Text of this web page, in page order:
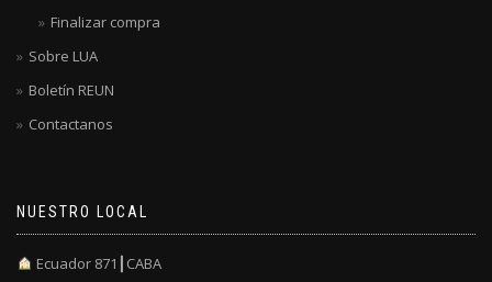
Finalizar compra
Sobre LUA
Boletín REUN
Contactanos
NUESTRO LOCAL
Ecuador 871┃CABA